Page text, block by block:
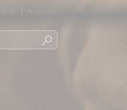
| français